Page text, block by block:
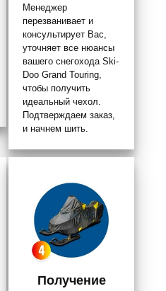
Менеджер
перезванивает и
консультирует Вас,
уточняет все нюансы
вашего снегохода Ski-
Doo Grand Touring,
чтобы получить
идеальный чехол.
Подтверждаем заказ,
и начнем шить.
Получение